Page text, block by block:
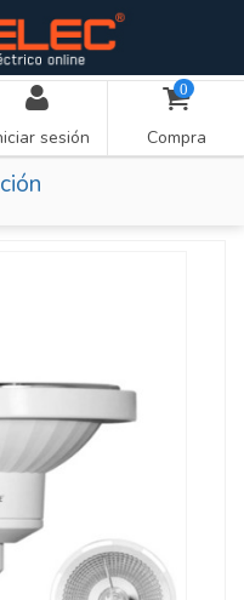
sesión
0
Compra